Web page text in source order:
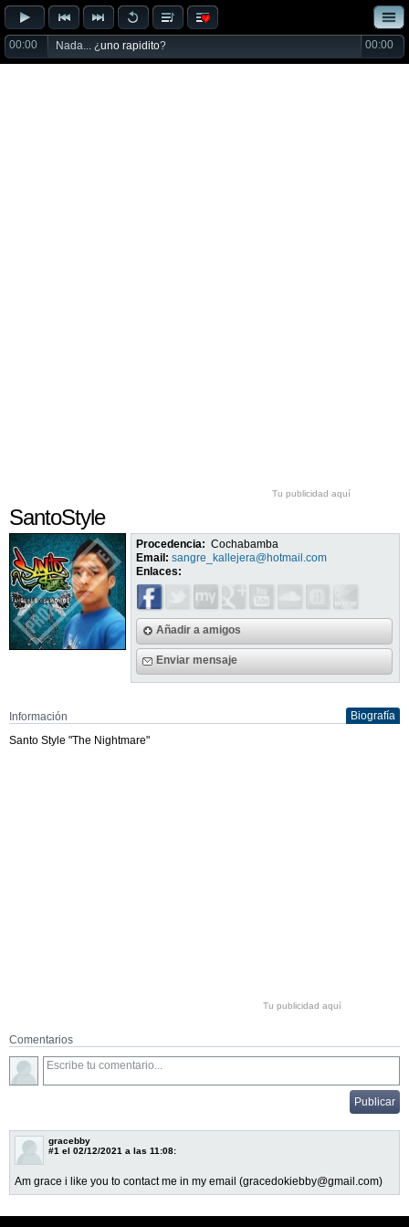
00:00 Nada... ¿uno rapidito? 00:00
Tu publicidad aquí
SantoStyle
Procedencia: Cochabamba
Email: sangre_kallejera@hotmail.com
Enlaces:
Añadir a amigos
Enviar mensaje
Información
Biografía
Santo Style "The Nightmare"
Tu publicidad aquí
Comentarios
gracebby
#1 el 02/12/2021 a las 11:08:
Am grace i like you to contact me in my email (gracedokiebby@gmail.com)